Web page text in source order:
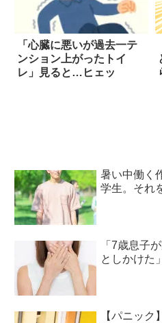
「心臓に悪いが過去一テ
ンション上がったトイ
レ」見ると…ヒェッ
暑い中働く
学生。それ
「7歳息子
としかけた
【パニッ